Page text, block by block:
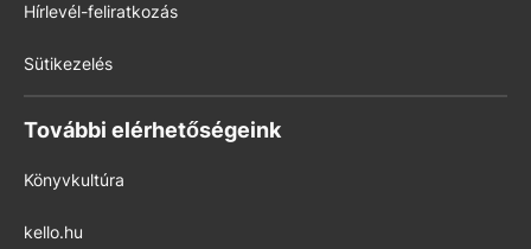
Hírlevél-feliratkozás
Sütikezelés
További elérhetőségeink
Könyvkultúra
kello.hu